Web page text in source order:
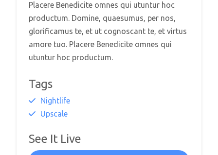
Placere Benedicite omnes qui utuntur hoc
productum. Domine, quaesumus, per nos,
glorificamus te, et ut cognoscant te, et virtus
amore tuo. Placere Benedicite omnes qui
utuntur hoc productum.
Tags
Nightlife
Upscale
See It Live